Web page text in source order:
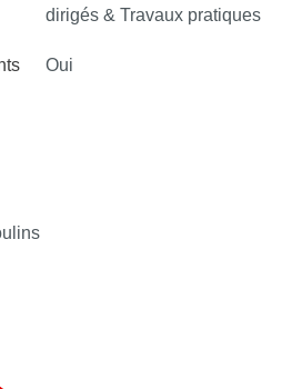
des exigences selon une
dirigés & Travaux pratiques
Oui